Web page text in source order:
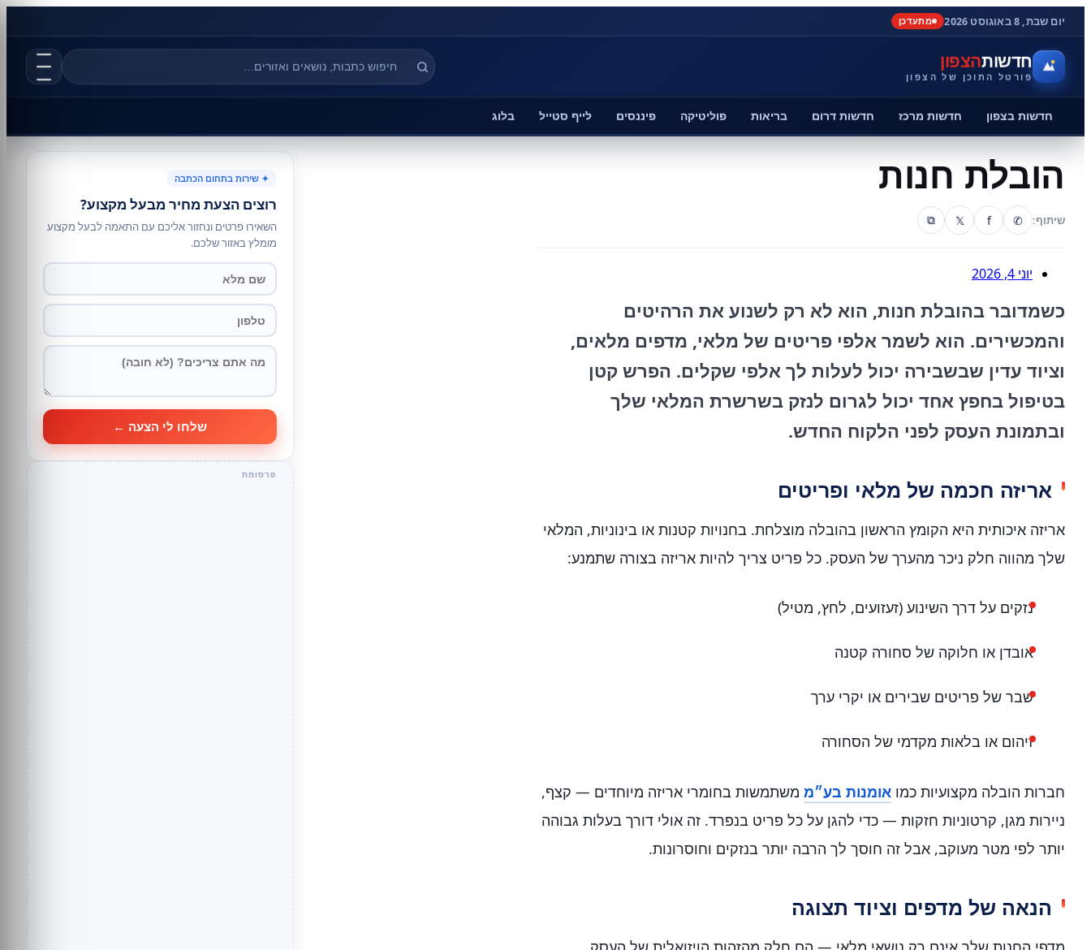
יום שבת, 8 באוגוסט 2026 מתעדכן
חדשותהצפון
פורטל התוכן של הצפון
חדשות בצפון חדשות מרכז חדשות דרום בריאות פוליטיקה פיננסים לייף סטייל בלוג
הובלת חנות
שיתוף: ✆
f
𝕏
⧉
יוני 4, 2026
כשמדובר בהובלת חנות, הוא לא רק לשנוע את הרהיטים
והמכשירים. הוא לשמר אלפי פריטים של מלאי, מדפים מלאים,
וציוד עדין שבשבירה יכול לעלות לך אלפי שקלים. הפרש קטן
בטיפול בחפץ אחד יכול לגרום לנזק בשרשרת המלאי שלך
ובתמונת העסק לפני הלקוח החדש.
אריזה חכמה של מלאי ופריטים
אריזה איכותית היא הקומץ הראשון בהובלה מוצלחת. בחנויות קטנות או בינוניות, המלאי
שלך מהווה חלק ניכר מהערך של העסק. כל פריט צריך להיות אריזה בצורה שתמנע:
נזקים על דרך השינוע (זעזועים, לחץ, מטיל)
אובדן או חלוקה של סחורה קטנה
שבר של פריטים שבירים או יקרי ערך
זיהום או בלאות מקדמי של הסחורה
חברות הובלה מקצועיות כמו אומנות בע״מ משתמשות בחומרי אריזה מיוחדים — קצף,
ניירות מגן, קרטוניות חזקות — כדי להגן על כל פריט בנפרד. זה אולי דורך בעלות גבוהה
יותר לפי מטר מעוקב, אבל זה חוסך לך הרבה יותר בנזקים וחוסרונות.
הנאה של מדפים וציוד תצוגה
✦ שירות בתחום הכתבה
רוצים הצעת מחיר מבעל מקצוע?
השאירו פרטים ונחזור אליכם עם התאמה לבעל מקצוע
מומלץ באזור שלכם.
שלחו לי הצעה ←